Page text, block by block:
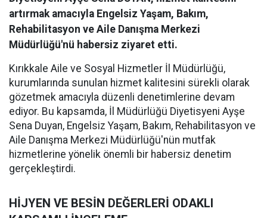
artırmak amacıyla Engelsiz Yaşam, Bakım,
Rehabilitasyon ve Aile Danışma Merkezi
Müdürlüğü'nü habersiz ziyaret etti.
Kırıkkale Aile ve Sosyal Hizmetler İl Müdürlüğü,
kurumlarında sunulan hizmet kalitesini sürekli olarak
gözetmek amacıyla düzenli denetimlerine devam
ediyor. Bu kapsamda, İl Müdürlüğü Diyetisyeni Ayşe
Sena Duyan, Engelsiz Yaşam, Bakım, Rehabilitasyon ve
Aile Danışma Merkezi Müdürlüğü'nün mutfak
hizmetlerine yönelik önemli bir habersiz denetim
gerçekleştirdi.
HİJYEN VE BESİN DEĞERLERİ ODAKLI